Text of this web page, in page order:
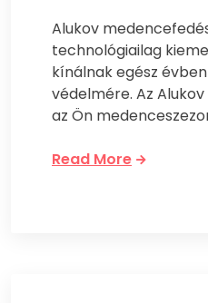
Alukov
technológiailag
kínálnak egész
védelmére. Az
az Ön
Read More